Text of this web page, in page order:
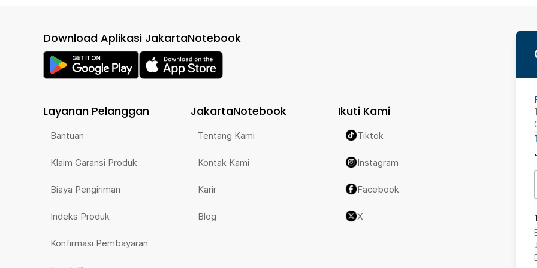
Download Aplikasi JakartaNotebook
Layanan Pelanggan
Bantuan
Klaim Garansi Produk
Biaya Pengiriman
Indeks Produk
Konfirmasi Pembayaran
JakartaNotebook
Tentang Kami
Kontak Kami
Karir
Blog
Ikuti Kami
Tiktok
Instagram
Facebook
X